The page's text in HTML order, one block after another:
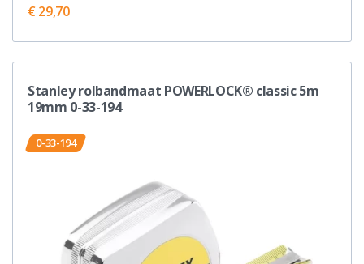
€ 29,70
Stanley rolbandmaat POWERLOCK® classic 5m
19mm 0-33-194
0-33-194